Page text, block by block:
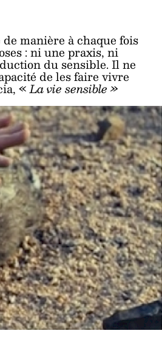
manière à chaque fois
: ni une praxis, ni
du sensible. Il ne
de les faire vivre
«La vie sensible »